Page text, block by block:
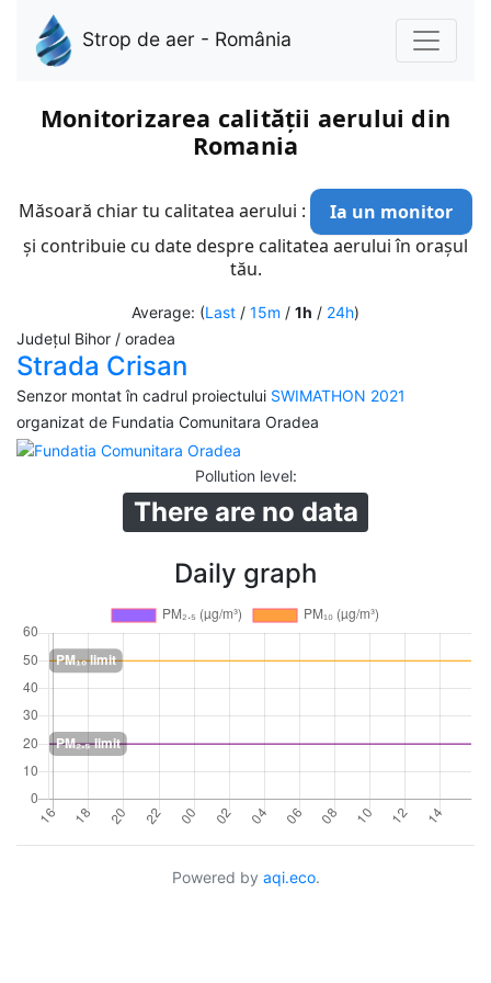
Strop de aer - România
Monitorizarea calității aerului din
Romania
Măsoară chiar tu calitatea aerului :
Ia un monitor
și contribuie cu date despre calitatea aerului în orașul
tău.
Average: (Last / 15m / 1h / 24h)
Județul Bihor / oradea
Strada Crisan
Senzor montat în cadrul proiectului SWIMATHON 2021
organizat de Fundatia Comunitara Oradea
Pollution level:
There are no data
Daily graph
Powered by aqi.eco.